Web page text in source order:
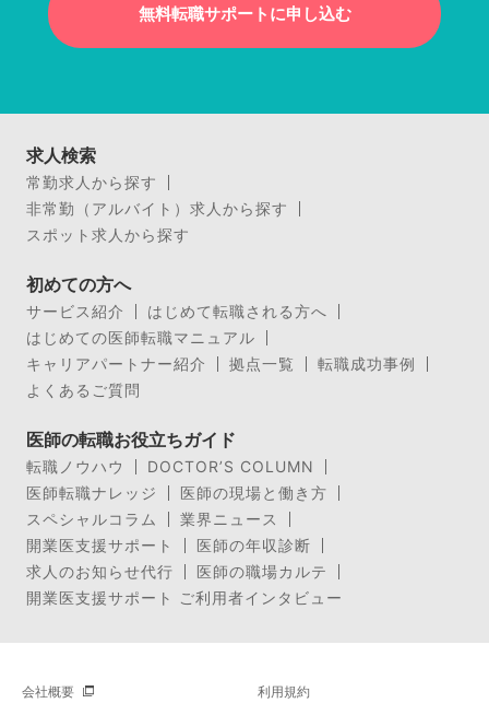
無料転職サポートに申し込む
求人検索
常勤求人から探す
非常勤（アルバイト）求人から探す
スポット求人から探す
初めての方へ
サービス紹介
はじめて転職される方へ
はじめての医師転職マニュアル
キャリアパートナー紹介
拠点一覧
転職成功事例
よくあるご質問
医師の転職お役立ちガイド
転職ノウハウ
DOCTOR’S COLUMN
医師転職ナレッジ
医師の現場と働き方
スペシャルコラム
業界ニュース
開業医支援サポート
医師の年収診断
求人のお知らせ代行
医師の職場カルテ
開業医支援サポート ご利用者インタビュー
会社概要 利用規約